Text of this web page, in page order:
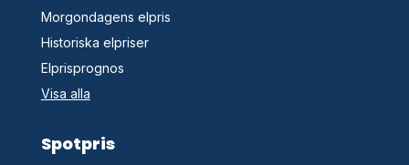
Morgondagens elpris
Historiska elpriser
Elprisprognos
Visa alla
Spotpris